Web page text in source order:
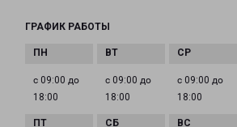
ГРАФИК РАБОТЫ
с 09:00 до
18:00
с 09:00 до
18:00
с 09:00 до
18:00